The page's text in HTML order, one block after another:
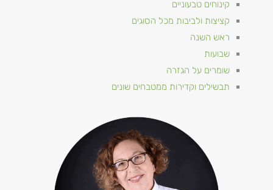
קינוחים טבעוניים
קציצות ולביבות מכל הסוגים
ראש השנה
שבועות
שומרים על הגזרה
תבשילים וקדירות ממטבחים שונים